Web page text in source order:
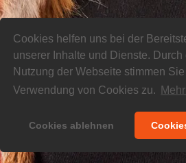
Cookies helfen uns bei der
unserer Inhalte und Dienste. Durch
Nutzung der Webseite stimmen
Verwendung von Cookies zu.
Cookies ablehnen